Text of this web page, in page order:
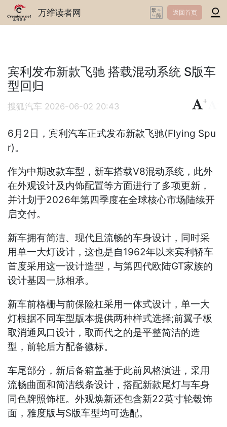
万维读者网 返回首页
宾利发布新款飞驰 搭载混动系统 S版车
型回归
搜狐汽车 2026-06-02 20:43
+
6月2日，宾利汽车正式发布新款飞驰(Flying Spu
r)。
作为中期改款车型，新车搭载V8混动系统，此外
在外观设计及内饰配置等方面进行了多项更新，
并计划于2026年第四季度在全球核心市场陆续开
启交付。
新车拥有简洁、现代且流畅的车身设计，同时采
用单一大灯设计，这也是自1962年以来宾利轿车
首度采用这一设计造型，与第四代欧陆GT家族的
设计基因一脉相承。
新车前格栅与前保险杠采用一体式设计，单一大
灯根据不同车型版本提供两种样式选择;前翼子板
取消通风口设计，取而代之的是平整简洁的造
型，前轮后方配备徽标。
车尾部分，新后备箱盖基于此前风格演进，采用
流畅曲面和简洁线条设计，搭配新款尾灯与车身
同色牌照饰框。外观焕新还包含新22英寸轮毂饰
面，雅度版与S版车型均可选配。